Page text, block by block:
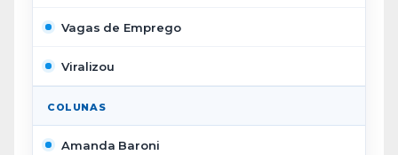
Vagas de Emprego
Viralizou
COLUNAS
Amanda Baroni